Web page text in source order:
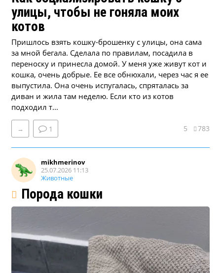
улицы, чтобы не гоняла моих
котов
Пришлось взять кошку-брошенку с улицы, она сама
за мной бегала. Сделала по правилам, посадила в
переноску и принесла домой. У меня уже живут кот и
кошка, очень добрые. Ее все обнюхали, через час я ее
выпустила. Она очень испугалась, спряталась за
диван и жила там неделю. Если кто из котов
подходил т...
→ 1 5 783
mikhmerinov
25.07.2026 11:13
Животные
Порода кошки